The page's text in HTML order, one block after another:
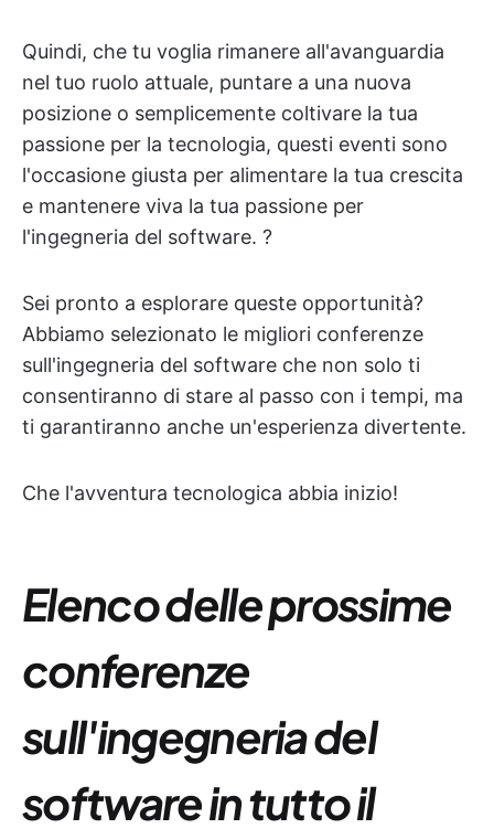
Quindi, che tu voglia rimanere all'avanguardia
nel tuo ruolo attuale, puntare a una nuova
posizione o semplicemente coltivare la tua
passione per la tecnologia, questi eventi sono
l'occasione giusta per alimentare la tua crescita
e mantenere viva la tua passione per
l'ingegneria del software. ?
Sei pronto a esplorare queste opportunità?
Abbiamo selezionato le migliori conferenze
sull'ingegneria del software che non solo ti
consentiranno di stare al passo con i tempi, ma
ti garantiranno anche un'esperienza divertente.
Che l'avventura tecnologica abbia inizio!
Elenco delle prossime
conferenze
sull'ingegneria del
software in tutto il